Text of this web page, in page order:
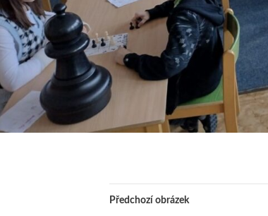
Předchozí obrázek